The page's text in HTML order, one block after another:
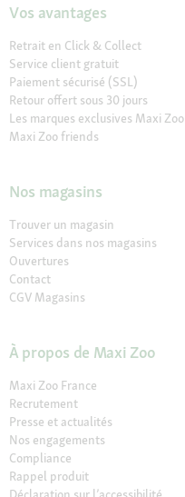
Vos avantages
Retrait en Click & Collect
Service client gratuit
Paiement sécurisé (SSL)
Retour offert sous 30 jours
Les marques exclusives Maxi Zoo
Maxi Zoo friends
Nos magasins
Trouver un magasin
Services dans nos magasins
Ouvertures
Contact
CGV Magasins
À propos de Maxi Zoo
Maxi Zoo France
Recrutement
Presse et actualités
Nos engagements
Compliance
Rappel produit